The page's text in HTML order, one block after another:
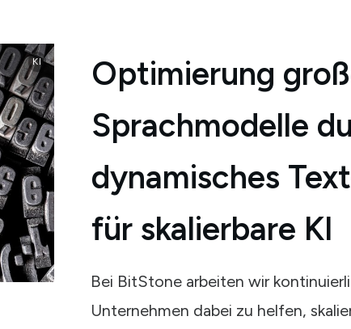
KI
Optimierung
Sprachmodelle
dynamisches
für skalierbare KI
Bei BitStone arbeiten wir
Unternehmen dabei zu helfen,